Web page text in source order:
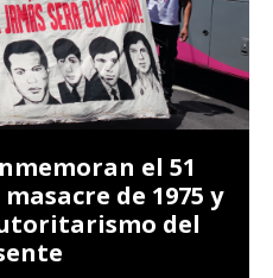
el 51
de 1975 y
del